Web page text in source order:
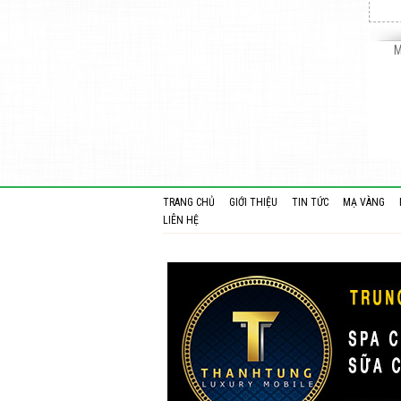
TRANG CHỦ GIỚI THIỆU TIN TỨC MẠ VÀNG
LIÊN HỆ